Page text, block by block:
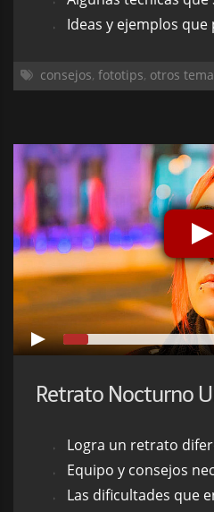
Ideas y ejemplos que
consejos, fototips, otros
Logra un retrato
Equipo y consejos
Las dificultades que